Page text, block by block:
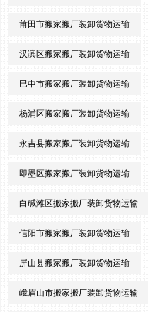
莆田市搬家搬厂装卸货物运输
汉滨区搬家搬厂装卸货物运输
巴中市搬家搬厂装卸货物运输
杨浦区搬家搬厂装卸货物运输
永吉县搬家搬厂装卸货物运输
即墨区搬家搬厂装卸货物运输
白碱滩区搬家搬厂装卸货物运输
信阳市搬家搬厂装卸货物运输
屏山县搬家搬厂装卸货物运输
峨眉山市搬家搬厂装卸货物运输